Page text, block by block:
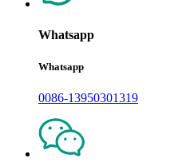
Whatsapp
Whatsapp
0086-13950301319